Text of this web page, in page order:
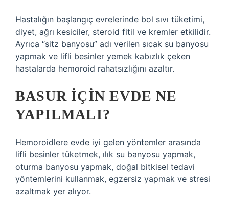
Hastalığın başlangıç ​​evrelerinde bol sıvı tüketimi,
diyet, ağrı kesiciler, steroid fitil ve kremler etkilidir.
Ayrıca “sitz banyosu” adı verilen sıcak su banyosu
yapmak ve lifli besinler yemek kabızlık çeken
hastalarda hemoroid rahatsızlığını azaltır.
BASUR IÇIN EVDE NE
YAPILMALI?
Hemoroidlere evde iyi gelen yöntemler arasında
lifli besinler tüketmek, ılık su banyosu yapmak,
oturma banyosu yapmak, doğal bitkisel tedavi
yöntemlerini kullanmak, egzersiz yapmak ve stresi
azaltmak yer alıyor.